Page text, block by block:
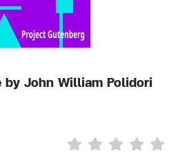
by John William Polidori